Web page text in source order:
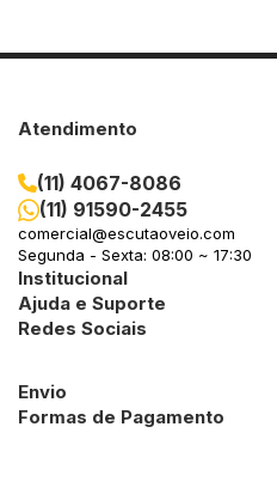
Atendimento
(11) 4067-8086
(11) 91590-2455
comercial@escutaoveio.com
Segunda - Sexta: 08:00 ~ 17:30
Institucional
Ajuda e Suporte
Redes Sociais
Envio
Formas de Pagamento